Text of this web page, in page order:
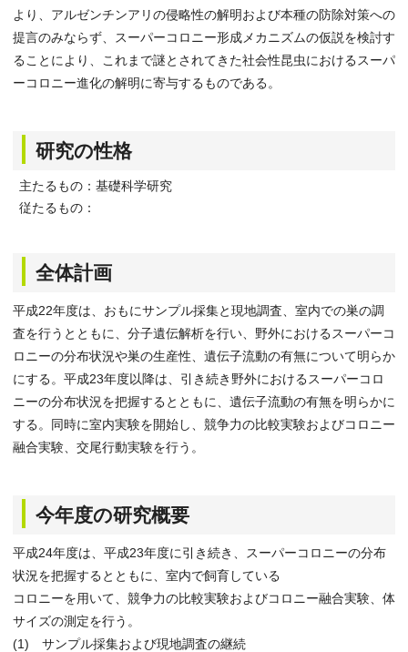
より、アルゼンチンアリの侵略性の解明および本種の防除対策への
提言のみならず、スーパーコロニー形成メカニズムの仮説を検討す
ることにより、これまで謎とされてきた社会性昆虫におけるスーパ
ーコロニー進化の解明に寄与するものである。
研究の性格
主たるもの：基礎科学研究
従たるもの：
全体計画
平成22年度は、おもにサンプル採集と現地調査、室内での巣の調
査を行うとともに、分子遺伝解析を行い、野外におけるスーパーコ
ロニーの分布状況や巣の生産性、遺伝子流動の有無について明らか
にする。平成23年度以降は、引き続き野外におけるスーパーコロ
ニーの分布状況を把握するとともに、遺伝子流動の有無を明らかに
する。同時に室内実験を開始し、競争力の比較実験およびコロニー
融合実験、交尾行動実験を行う。
今年度の研究概要
平成24年度は、平成23年度に引き続き、スーパーコロニーの分布
状況を把握するとともに、室内で飼育している
コロニーを用いて、競争力の比較実験およびコロニー融合実験、体
サイズの測定を行う。
(1) サンプル採集および現地調査の継続